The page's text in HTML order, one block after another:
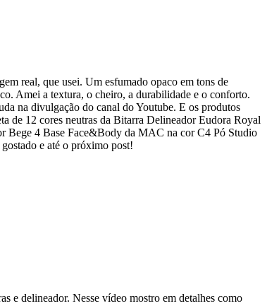
real, que usei. Um esfumado opaco em tons de
Amei a textura, o cheiro, a durabilidade e o conforto.
na divulgação do canal do Youtube. E os produtos
de 12 cores neutras da Bitarra Delineador Eudora Royal
Bege 4 Base Face&Body da MAC na cor C4 Pó Studio
e até o próximo post!
e delineador. Nesse vídeo mostro em detalhes como